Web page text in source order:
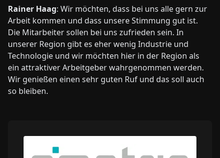
Rainer Haag: Wir möchten, dass bei uns alle gern zur
Arbeit kommen und dass unsere Stimmung gut ist.
Die Mitarbeiter sollen bei uns zufrieden sein. In
unserer Region gibt es eher wenig Industrie und
Technologie und wir möchten hier in der Region als
ein attraktiver Arbeitgeber wahrgenommen werden.
Wir genießen einen sehr guten Ruf und das soll auch
so bleiben.